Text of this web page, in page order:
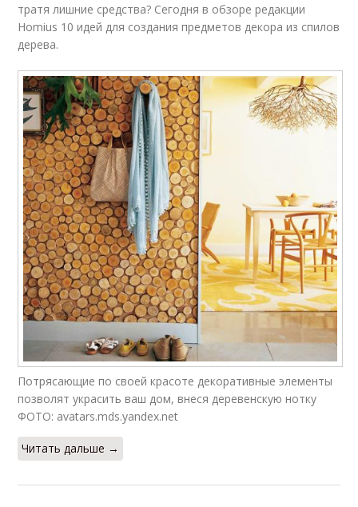
тратя лишние средства? Сегодня в обзоре редакции
Homius 10 идей для создания предметов декора из спилов
дерева.
Потрясающие по своей красоте декоративные элементы
позволят украсить ваш дом, внеся деревенскую нотку
ФОТО: avatars.mds.yandex.net
Читать дальше →